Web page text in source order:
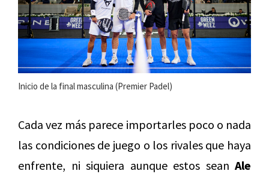
Inicio de la final masculina (Premier Padel)
Cada vez más parece importarles poco o nada
las condiciones de juego o los rivales que haya
enfrente, ni siquiera aunque estos sean Ale